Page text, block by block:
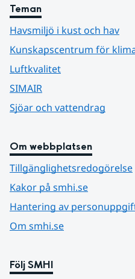
Teman
Havsmiljö i kust och hav
Kunskapscentrum för
Luftkvalitet
SIMAIR
Sjöar och vattendrag
Om webbplatsen
Tillgänglighetsredogörelse
Kakor på smhi.se
Hantering av
Om smhi.se
Följ SMHI